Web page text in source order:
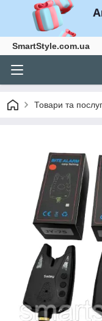
SmartStyle.com.ua
Товари та